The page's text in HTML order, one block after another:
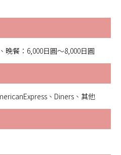
晚餐：6,000日圓～8,000日圓
、Diners、其他